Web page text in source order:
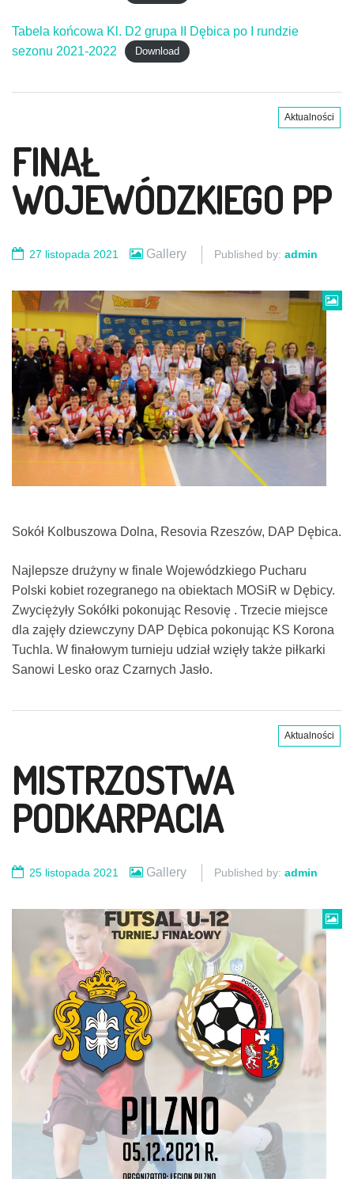
Tabela końcowa Kl. D2 grupa II Dębica po I rundzie
sezonu 2021-2022
Download
Aktualności
FINAŁ
WOJEWÓDZKIEGO PP
27 listopada 2021 Gallery Published by: admin
Sokół Kolbuszowa Dolna, Resovia Rzeszów, DAP Dębica.
Najlepsze drużyny w finale Wojewódzkiego Pucharu
Polski kobiet rozegranego na obiektach MOSiR w Dębicy.
Zwyciężyły Sokółki pokonując Resovię . Trzecie miejsce
dla zajęły dziewczyny DAP Dębica pokonując KS Korona
Tuchla. W finałowym turnieju udział wzięły także piłkarki
Sanowi Lesko oraz Czarnych Jasło.
Aktualności
MISTRZOSTWA
PODKARPACIA
25 listopada 2021 Gallery Published by: admin